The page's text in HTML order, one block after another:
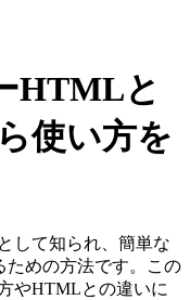
HTMLと
使い方を
して知られ、簡単な
ための方法です。この
やHTMLとの違いに